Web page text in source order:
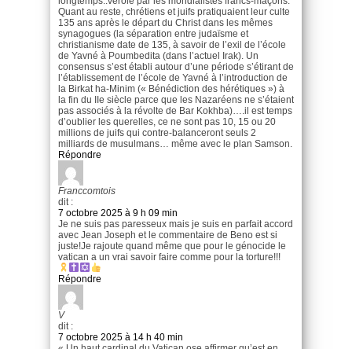
Quant au reste, chrétiens et juifs pratiquaient leur culte
135 ans après le départ du Christ dans les mêmes
synagogues (la séparation entre judaïsme et
christianisme date de 135, à savoir de l’exil de l’école
de Yavné à Poumbedita (dans l’actuel Irak). Un
consensus s’est établi autour d’une période s’étirant de
l’établissement de l’école de Yavné à l’introduction de
la Birkat ha-Minim (« Bénédiction des hérétiques ») à
la fin du IIe siècle parce que les Nazaréens ne s’étaient
pas associés à la révolte de Bar Kokhba)….il est temps
d’oublier les querelles, ce ne sont pas 10, 15 ou 20
millions de juifs qui contre-balanceront seuls 2
milliards de musulmans… même avec le plan Samson.
Répondre
Franccomtois
dit :
7 octobre 2025 à 9 h 09 min
Je ne suis pas paresseux mais je suis en parfait accord
avec Jean Joseph et le commentaire de Beno est si
juste!Je rajoute quand même que pour le génocide le
vatican a un vrai savoir faire comme pour la torture!!!
Répondre
V
dit :
7 octobre 2025 à 14 h 40 min